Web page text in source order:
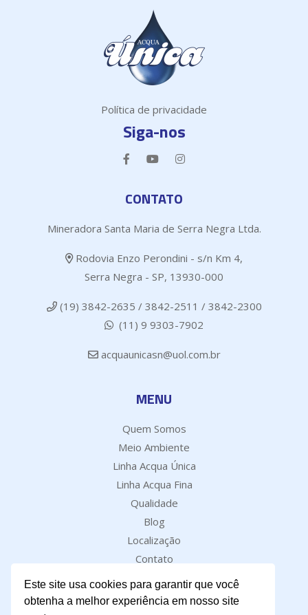
Este site usa cookies para garantir que você
obtenha a melhor experiência em nosso site
Política de privacidade
Siga-nos
CONTATO
Mineradora Santa Maria de Serra Negra Ltda.
Rodovia Enzo Perondini - s/n Km 4,
Serra Negra - SP, 13930-000
(19) 3842-2635 / 3842-2511 / 3842-2300
(11) 9 9303-7902
acquaunicasn@uol.com.br
MENU
Quem Somos
Meio Ambiente
Linha Acqua Única
Linha Acqua Fina
Qualidade
Blog
Localização
Contato